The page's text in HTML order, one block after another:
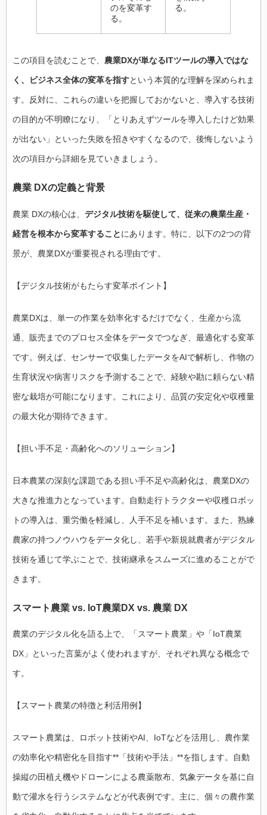
のを変革す
る。
る。
この項目を読むことで、 農業DXが単なるITツールの導入ではな
く、ビジネス全体の変革を指すという本質的な理解を深められま
す。反対に、これらの違いを把握しておかないと、導入する技術
の目的が不明瞭になり、「とりあえずツールを導入したけど効果
が出ない」といった失敗を招きやすくなるので、後悔しないよう
次の項目から詳細を見ていきましょう。
農業 DXの定義と背景
農業 DXの核心は、 デジタル技術を駆使して、従来の農業生産・
経営を根本から変革することにあります。特に、以下の2つの背
景が、農業DXが重要視される理由です。
【デジタル技術がもたらす変革ポイント】
農業DXは、単一の作業を効率化するだけでなく、生産から流
通、販売までのプロセス全体をデータでつなぎ、最適化する変革
です。例えば、センサーで収集したデータをAIで解析し、作物の
生育状況や病害リスクを予測することで、経験や勘に頼らない精
密な栽培が可能になります。これにより、品質の安定化や収穫量
の最大化が期待できます。
【担い手不足・高齢化へのソリューション】
日本農業の深刻な課題である担い手不足や高齢化は、農業DXの
大きな推進力となっています。自動走行トラクターや収穫ロボッ
トの導入は、重労働を軽減し、人手不足を補います。また、熟練
農家の持つノウハウをデータ化し、若手や新規就農者がデジタル
技術を通じて学ぶことで、技術継承をスムーズに進めることがで
きます。
スマート農業 vs. IoT農業DX vs. 農業 DX
農業のデジタル化を語る上で、「スマート農業」や「IoT農業
DX」といった言葉がよく使われますが、それぞれ異なる概念で
す。
【スマート農業の特徴と利活用例】
スマート農業は、ロボット技術やAI、IoTなどを活用し、農作業
の効率化や精密化を目指す**「技術や手法」**を指します。自動
操縦の田植え機やドローンによる農薬散布、気象データを基に自
動で灌水を行うシステムなどが代表例です。主に、個々の農作業